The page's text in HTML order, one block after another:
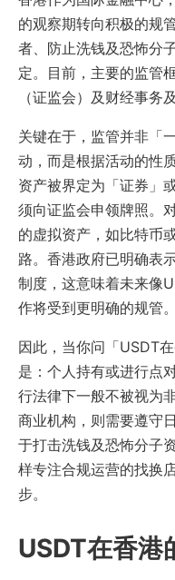
的观察期转向积极的规
者、防止洗钱及恐怖分
定。目前，主要的监管
（证监会）及财经事务
关键在于，监管并非「
动，而是根据活动的性
资产被界定为「证券」
须向证监会申领牌照。
的虚拟资产，如比特币
路。香港政府已明确表
制度，这意味着未来像
作将受到更明确的规管。
因此，当你问「USDT
是：个人持有或进行点
行法律下一般不被视为
商业机构，则需要遵守
于打击洗钱及恐怖分子
样专注合规运营的找换
步。
USDT在香港